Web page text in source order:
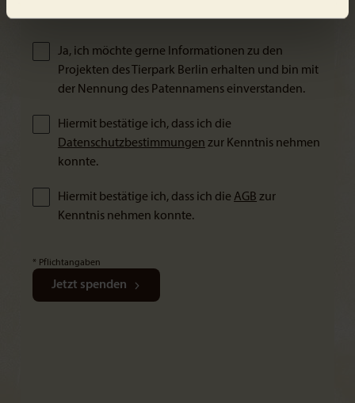
Ja, ich möchte gerne Informationen zu den
Projekten des Tierpark Berlin erhalten und bin mit
der Nennung des Patennamens einverstanden.
Hiermit bestätige ich, dass ich die
Datenschutzbestimmungen zur Kenntnis nehmen
konnte.
Hiermit bestätige ich, dass ich dieAGB zur
Kenntnis nehmen konnte.
* Pflichtangaben
Jetzt spenden